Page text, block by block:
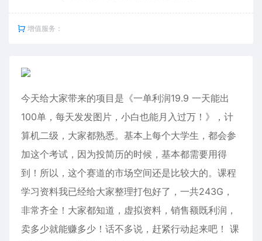
增值服务：
今天给大家带来的项目是《一单利润19.9 一天能出
100单，每天发发图片，小白也能月入过万！》，计
算机二级，大家都熟悉。基本上每个大学生，都会参
加这个考试，因为投简历的时候，基本都需要用得
到！所以，这个赛道的市场空间还是比较大的。课程
学习资料我已经给大家整理打包好了，一共243G，
非常齐全！大家都知道，虚拟资料，销售额既利润，
卖多少就能赚多少！话不多说，赶紧行动起来吧！ 课